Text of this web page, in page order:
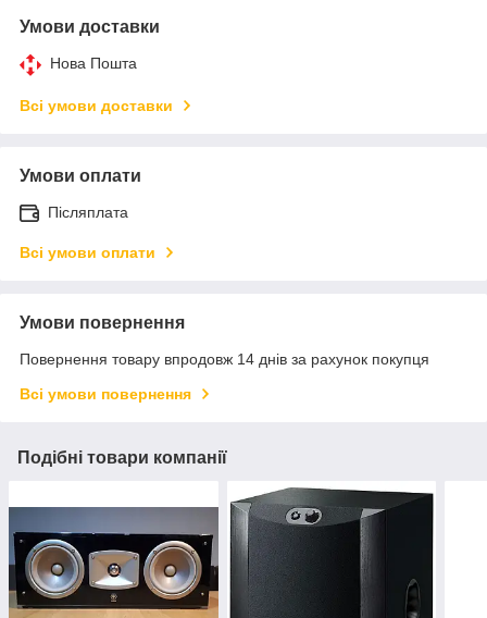
Умови доставки
Нова Пошта
Всі умови доставки
Умови оплати
Післяплата
Всі умови оплати
Умови повернення
Повернення товару впродовж 14 днів за рахунок покупця
Всі умови повернення
Подібні товари компанії